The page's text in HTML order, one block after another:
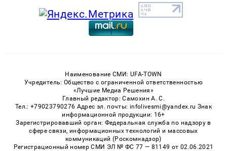
Наименование СМИ: UFA-TOWN
Учредитель: Общество с ограниченной ответственностью
«Лучшие Медиа Решения»
Главный редактор: Самохин А. С.
Тел.: +79023790276 Адрес эл. почты: infolivesmi@yandex.ru Знак
информационной продукции: 16+
Зарегистрировавший орган: Федеральная служба по надзору в
сфере связи, информационных технологий и массовых
коммуникаций (Роскомнадзор)
Регистрационный номер СМИ ЭЛ № ФС 77 — 81149 от 02.06.2021